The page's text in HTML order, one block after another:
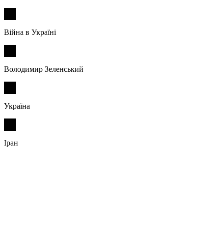
Війна в Україні
Володимир Зеленський
Україна
Іран